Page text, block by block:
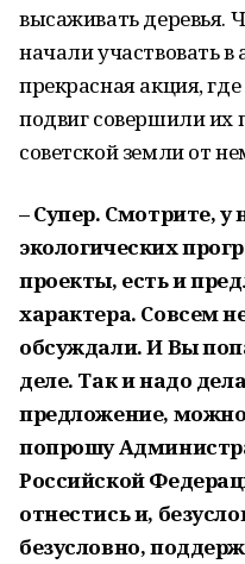
высаживать деревья.
начали участвовать
прекрасная акция,
подвиг совершили их
советской земли от
– Супер. Смотрите, у
экологических
проекты, есть и
характера. Совсем
обсуждали. И Вы
деле. Так и надо
предложение, можно
попрошу
Российской
отнестись и,
безусловно,